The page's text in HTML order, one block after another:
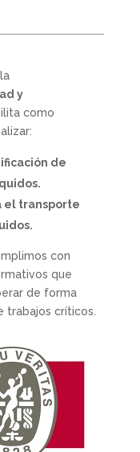
y
como
de
el transporte
con
que
de forma
trabajos críticos.